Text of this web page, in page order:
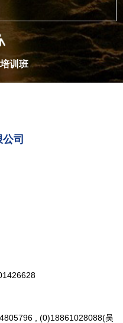
训班
司
, (0)18861028088(吴